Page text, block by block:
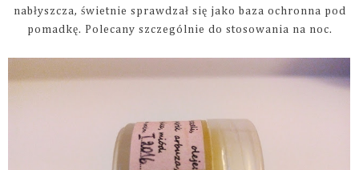
nabłyszcza, świetnie sprawdzał się jako baza ochronna pod
pomadkę. Polecany szczególnie do stosowania na noc.